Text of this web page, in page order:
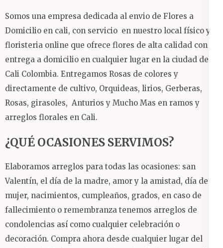
Somos una empresa dedicada al envio de Flores a
Domicilio en cali, con servicio en nuestro local físico y
floristeria online que ofrece flores de alta calidad con
entrega a domicilio en cualquier lugar en la ciudad de
Cali Colombia. Entregamos Rosas de colores y
directamente de cultivo, Orquideas, lirios, Gerberas,
Rosas, girasoles, Anturios y Mucho Mas en ramos y
arreglos florales en Cali.
¿QUÉ OCASIONES SERVIMOS?
Elaboramos arreglos para todas las ocasiones: san
Valentín, el día de la madre, amor y la amistad, día de la
mujer, nacimientos, cumpleaños, grados, en caso de
fallecimiento o remembranza tenemos arreglos de
condolencias así como cualquier celebración o
decoración. Compra ahora desde cualquier lugar del